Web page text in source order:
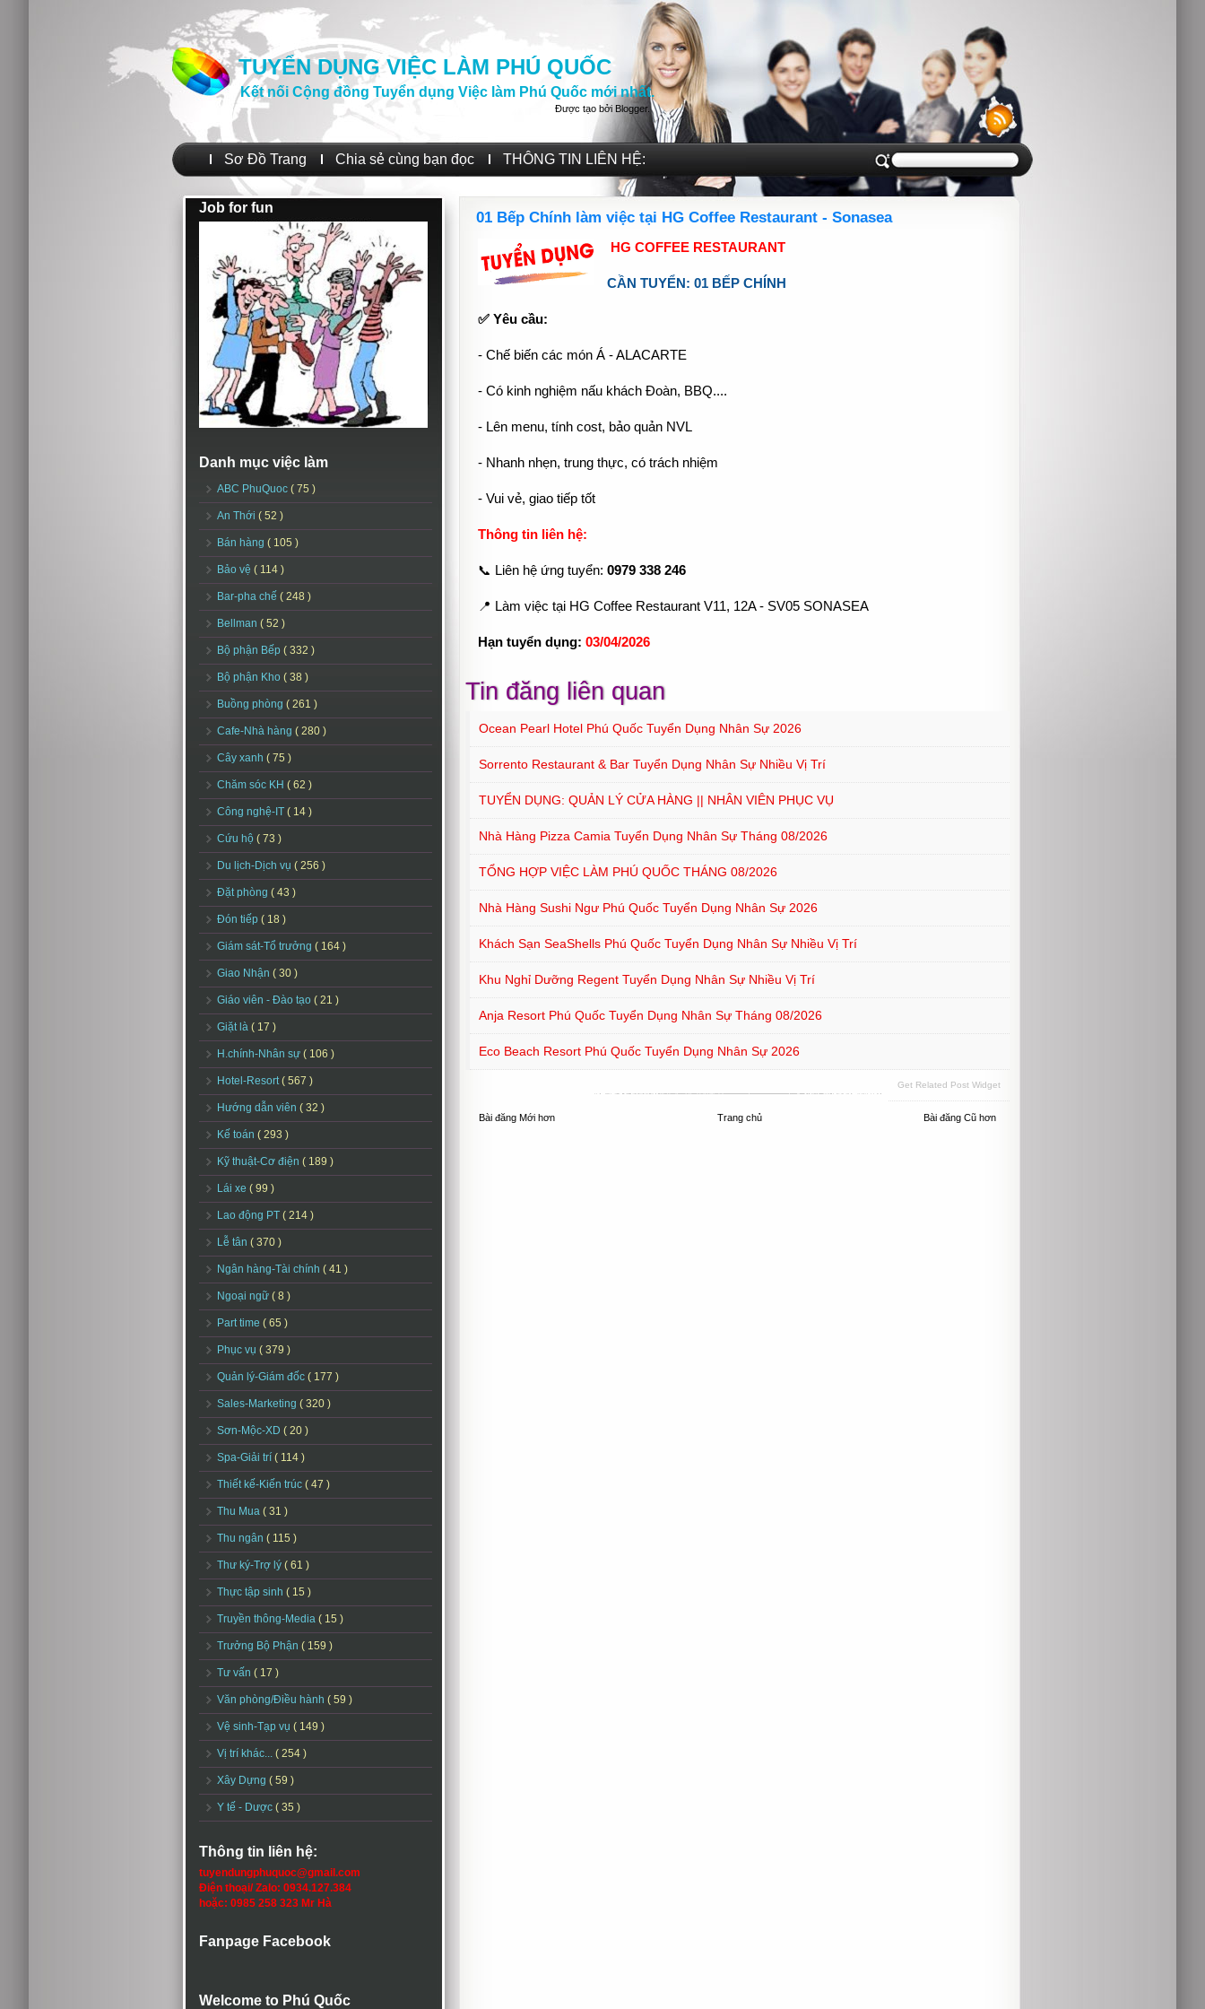
TUYỂN DỤNG VIỆC LÀM PHÚ QUỐC
Kết nối Cộng đồng Tuyển dụng Việc làm Phú Quốc mới nhất.
Được tạo bởi Blogger.
Sơ Đồ Trang Chia sẻ cùng bạn đọc THÔNG TIN LIÊN HỆ:
Job for fun
Danh mục việc làm
ABC PhuQuoc ( 75 )
An Thới ( 52 )
Bán hàng ( 105 )
Bảo vệ ( 114 )
Bar-pha chế ( 248 )
Bellman ( 52 )
Bộ phận Bếp ( 332 )
Bộ phận Kho ( 38 )
Buồng phòng ( 261 )
Cafe-Nhà hàng ( 280 )
Cây xanh ( 75 )
Chăm sóc KH ( 62 )
Công nghệ-IT ( 14 )
Cứu hộ ( 73 )
Du lịch-Dịch vụ ( 256 )
Đặt phòng ( 43 )
Đón tiếp ( 18 )
Giám sát-Tổ trưởng ( 164 )
Giao Nhận ( 30 )
Giáo viên - Đào tạo ( 21 )
Giặt là ( 17 )
H.chính-Nhân sự ( 106 )
Hotel-Resort( 567 )
Hướng dẫn viên ( 32 )
Kế toán ( 293 )
Kỹ thuật-Cơ điện ( 189 )
Lái xe ( 99 )
Lao động PT ( 214 )
Lễ tân ( 370 )
Ngân hàng-Tài chính ( 41 )
Ngoại ngữ ( 8 )
Part time ( 65 )
Phục vụ ( 379 )
Quản lý-Giám đốc ( 177 )
Sales-Marketing ( 320 )
Sơn-Mộc-XD ( 20 )
Spa-Giải trí ( 114 )
Thiết kế-Kiến trúc ( 47 )
Thu Mua ( 31 )
Thu ngân ( 115 )
Thư ký-Trợ lý ( 61 )
Thực tập sinh ( 15 )
Truyền thông-Media ( 15 )
Trưởng Bộ Phận ( 159 )
Tư vấn ( 17 )
Văn phòng/Điều hành ( 59 )
Vệ sinh-Tạp vụ ( 149 )
Vị trí khác... ( 254 )
Xây Dựng ( 59 )
Y tế - Dược ( 35 )
Thông tin liên hệ:
tuyendungphuquoc@gmail.com
Điện thoại/ Zalo: 0934.127.384
hoặc: 0985 258 323 Mr Hà
Fanpage Facebook
Welcome to Phú Quốc
01 Bếp Chính làm việc tại HG Coffee Restaurant - Sonasea
HG COFFEE RESTAURANT
CẦN TUYỂN: 01 BẾP CHÍNH
✅ Yêu cầu:
- Chế biến các món Á - ALACARTE
- Có kinh nghiệm nấu khách Đoàn, BBQ....
- Lên menu, tính cost, bảo quản NVL
- Nhanh nhẹn, trung thực, có trách nhiệm
- Vui vẻ, giao tiếp tốt
Thông tin liên hệ:
📞 Liên hệ ứng tuyển: 0979 338 246
📍 Làm việc tại HG Coffee Restaurant V11, 12A - SV05 SONASEA
Hạn tuyển dụng: 03/04/2026
Tin đăng liên quan
Ocean Pearl Hotel Phú Quốc Tuyển Dụng Nhân Sự 2026
Sorrento Restaurant & Bar Tuyển Dụng Nhân Sự Nhiều Vị Trí
TUYỂN DỤNG: QUẢN LÝ CỬA HÀNG || NHÂN VIÊN PHỤC VỤ
Nhà Hàng Pizza Camia Tuyển Dụng Nhân Sự Tháng 08/2026
TỔNG HỢP VIỆC LÀM PHÚ QUỐC THÁNG 08/2026
Nhà Hàng Sushi Ngư Phú Quốc Tuyển Dụng Nhân Sự 2026
Khách Sạn SeaShells Phú Quốc Tuyển Dụng Nhân Sự Nhiều Vị Trí
Khu Nghỉ Dưỡng Regent Tuyển Dụng Nhân Sự Nhiều Vị Trí
Anja Resort Phú Quốc Tuyển Dụng Nhân Sự Tháng 08/2026
Eco Beach Resort Phú Quốc Tuyển Dụng Nhân Sự 2026
Get Related Post Widget
Bài đăng Mới hơn Bài đăng Cũ hơn
Trang chủ